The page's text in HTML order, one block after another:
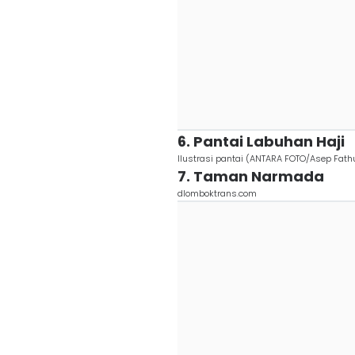
6. Pantai Labuhan Haji
Ilustrasi pantai (ANTARA FOTO/Asep
7. Taman Narmada
dlomboktrans.com